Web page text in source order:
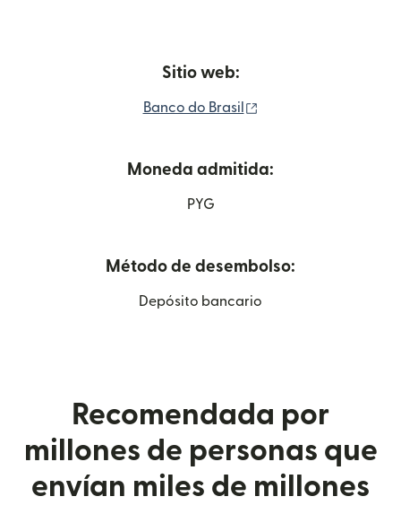
Sitio web:
Banco do Brasil
Moneda admitida:
PYG
Método de desembolso:
Depósito bancario
Recomendada por
millones de personas que
envían miles de millones